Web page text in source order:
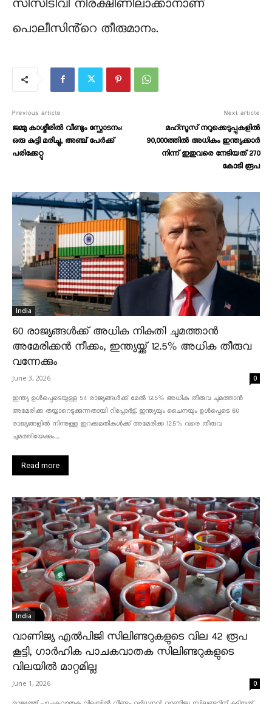
സിസിടിവി നിരക്ഷീണിലാക്കാനാണ്
പൊലീസിൻ്റെ തീരുമാനം.
Previous article
ജമ്മു കാശ്മീരിൽ വീണ്ടും സ്ഫോടനം:
ഒരു കുട്ടി മരിച്ചു, അഞ്ച് പേർക്ക്
പരിക്കേറ്റു
Next article
മഹ്‍സൂസ് നറുക്കെടുപ്പുകളില്‍
90,000ത്തിൽ അധികം ഇന്ത്യക്കാര്‍
നിന്ന് ഇതുവരെ നേടിയത് 270
കോടി രൂപ
India
60 രാജ്യങ്ങൾക്ക് അധിക നികുതി ചുമത്താൻ
അമേരിക്കൻ നീക്കം, ഇന്ത്യയ്ക്ക് 12.5% അധിക തീരുവ
വന്നേക്കും
June 3, 2026 0
ഇന്ത്യ ഉൾപ്പെടെയുള്ള 54 രാജ്യങ്ങൾക്ക് മേൽ 12.5% അധിക തീരുവ ചുമത്താൻ
അമേരിക്ക തയ്യാറെടുക്കുന്നതായി റിപ്പോർട്ട്. ഇന്ത്യയും ചൈനയും ഉൾപ്പെടെ 60
രാജ്യങ്ങളിൽ നിന്നുള്ള ഇറക്കുമതികൾക്ക് അമേരിക്ക 12.5% ​​വരെ തീരുവ
ചുമത്തിയേക്കും....
Read more
India
വാണിജ്യ എൽപിജി സിലിണ്ടറുകളുടെ വില 42 രൂപ
കൂട്ടി, ഗാർഹിക പാചകവാതക സിലിണ്ടറുകളുടെ
വിലയിൽ മാറ്റമില്ല
June 1, 2026 0